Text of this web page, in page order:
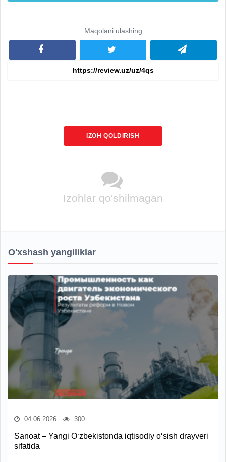
Maqolani ulashing
IZOH QOLDIRISH
Izohlar qo'shilmagan
O'xshash yangiliklar
04.06.2026 300
Sanoat – Yangi O‘zbekistonda iqtisodiy o‘sish drayveri
sifatida